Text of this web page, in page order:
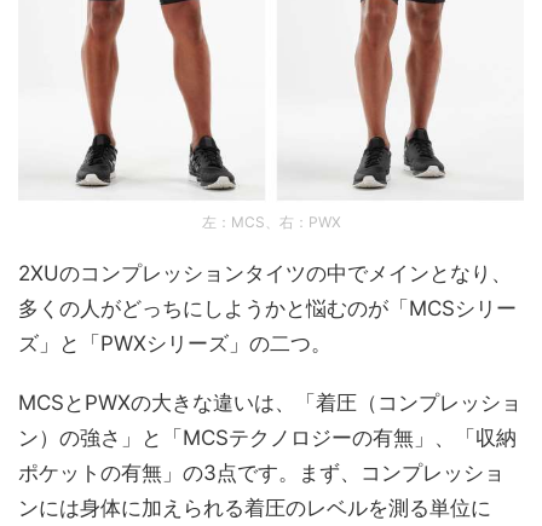
左：MCS、右：PWX
2XUのコンプレッションタイツの中でメインとなり、
多くの人がどっちにしようかと悩むのが「MCSシリー
ズ」と「PWXシリーズ」の二つ。
MCSとPWXの大きな違いは、「着圧（コンプレッショ
ン）の強さ」と「MCSテクノロジーの有無」、「収納
ポケットの有無」の3点です。まず、コンプレッショ
ンには身体に加えられる着圧のレベルを測る単位に